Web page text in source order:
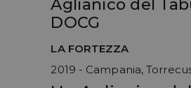
Aglianico del
DOCG
LA FORTEZZA
2019 - Campania,